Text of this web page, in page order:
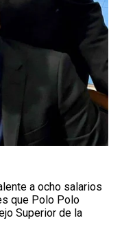
a ocho salarios
que Polo Polo
Superior de la